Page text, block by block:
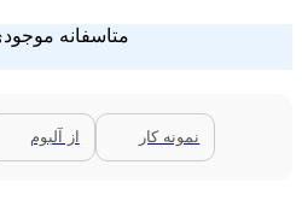
متاسفانه
از آلبوم نمونه کار